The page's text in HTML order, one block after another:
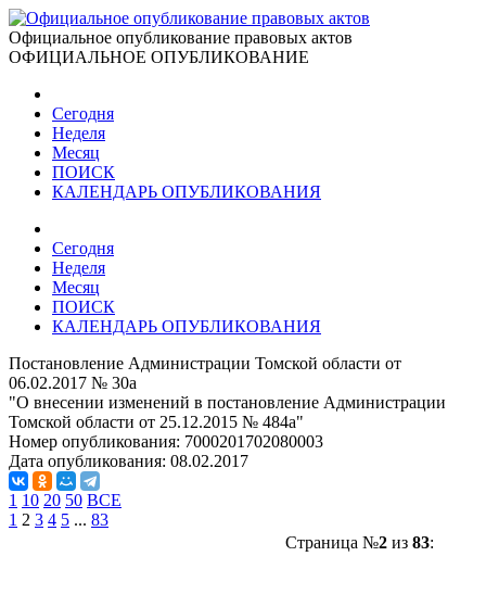
Официальное опубликование правовых актов
ОФИЦИАЛЬНОЕ ОПУБЛИКОВАНИЕ
Сегодня
Неделя
Месяц
ПОИСК
КАЛЕНДАРЬ ОПУБЛИКОВАНИЯ
Сегодня
Неделя
Месяц
ПОИСК
КАЛЕНДАРЬ ОПУБЛИКОВАНИЯ
Постановление Администрации Томской области от
06.02.2017 № 30а
"О внесении изменений в постановление Администрации
Томской области от 25.12.2015 № 484а"
Номер опубликования: 7000201702080003
Дата опубликования: 08.02.2017
1 10 20 50 ВСЕ
1 2 3 4 5 ... 83
Страница №2из 83: